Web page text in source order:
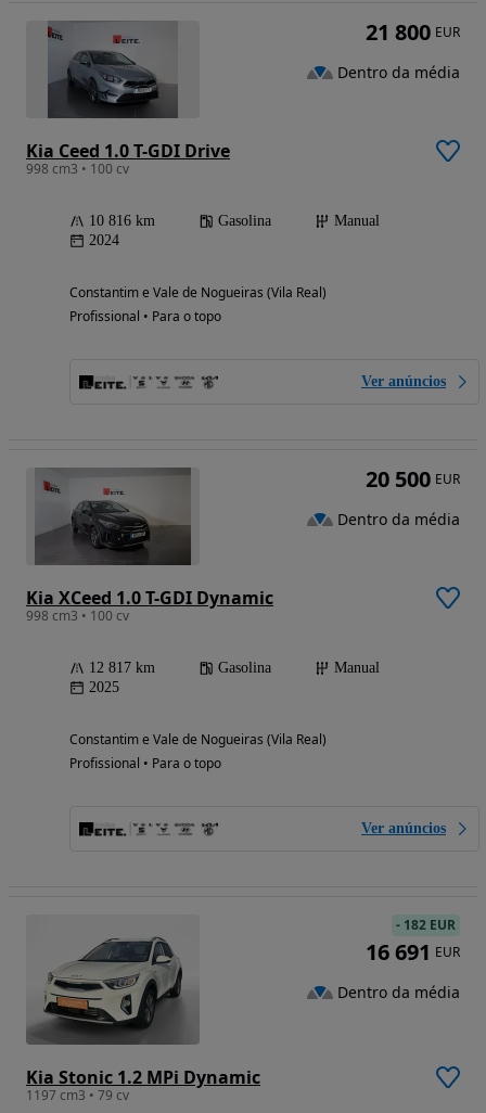
Kia Ceed 1.0 T-GDI Drive
998 cm3 • 100 cv
10 816 km Gasolina
Manual
2024
Constantim e Vale de Nogueiras (Vila Real)
Profissional • Para o topo
Ver anúncios
21 800 EUR
Dentro da média
Kia XCeed 1.0 T-GDI Dynamic
998 cm3 • 100 cv
12 817 km Gasolina
Manual
2025
Constantim e Vale de Nogueiras (Vila Real)
Profissional • Para o topo
Ver anúncios
20 500 EUR
Dentro da média
Kia Stonic 1.2 MPi Dynamic
1197 cm3 • 79 cv
- 182 EUR
16 691 EUR
Dentro da média